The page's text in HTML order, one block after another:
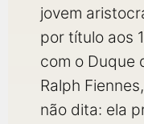
jovem
por título aos
com o Duque
Ralph
não dita: ela